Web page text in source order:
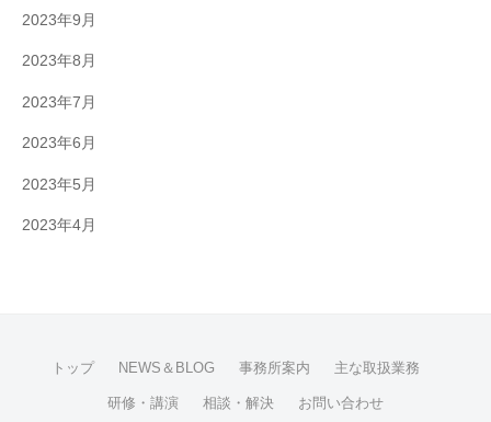
2023年9月
2023年8月
2023年7月
2023年6月
2023年5月
2023年4月
トップ NEWS＆BLOG 事務所案内 主な取扱業務
研修・講演 相談・解決 お問い合わせ